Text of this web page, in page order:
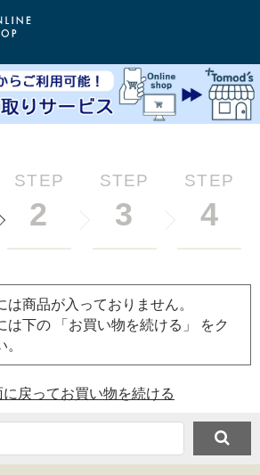
STEP
2
STEP
3
STEP
4
商品が入っておりません。
は下の 「お買い物を続ける」 をク
に戻ってお買い物を続ける